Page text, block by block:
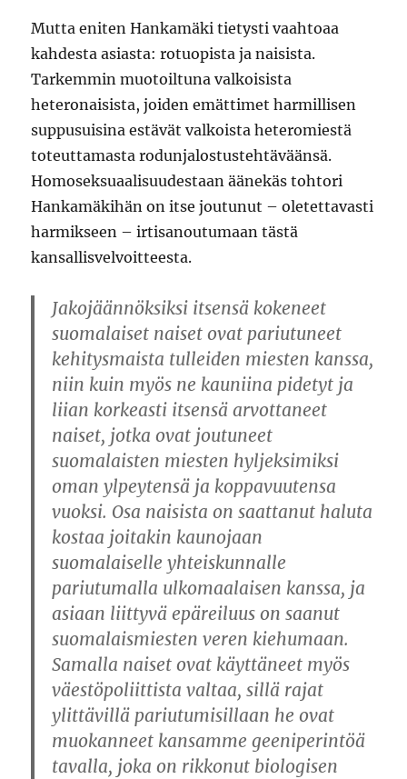
Mutta eniten Hankamäki tietysti vaahtoaa
kahdesta asiasta: rotuopista ja naisista.
Tarkemmin muotoiltuna valkoisista
heteronaisista, joiden emättimet harmillisen
suppusuisina estävät valkoista heteromiestä
toteuttamasta rodunjalostustehtäväänsä.
Homoseksuaalisuudestaan äänekäs tohtori
Hankamäkihän on itse joutunut – oletettavasti
harmikseen – irtisanoutumaan tästä
kansallisvelvoitteesta.
Jakojäännöksiksi itsensä kokeneet
suomalaiset naiset ovat pariutuneet
kehitysmaista tulleiden miesten kanssa,
niin kuin myös ne kauniina pidetyt ja
liian korkeasti itsensä arvottaneet
naiset, jotka ovat joutuneet
suomalaisten miesten hyljeksimiksi
oman ylpeytensä ja koppavuutensa
vuoksi. Osa naisista on saattanut haluta
kostaa joitakin kaunojaan
suomalaiselle yhteiskunnalle
pariutumalla ulkomaalaisen kanssa, ja
asiaan liittyvä epäreiluus on saanut
suomalaismiesten veren kiehumaan.
Samalla naiset ovat käyttäneet myös
väestöpoliittista valtaa, sillä rajat
ylittävillä pariutumisillaan he ovat
muokanneet kansamme geeniperintöä
tavalla, joka on rikkonut biologisen